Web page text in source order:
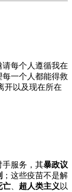
每个人遵循我在
一个人都能得救
开以及现在所在
手服务，其暴政议
；这些疫苗不是解
亡 超人类主义 以